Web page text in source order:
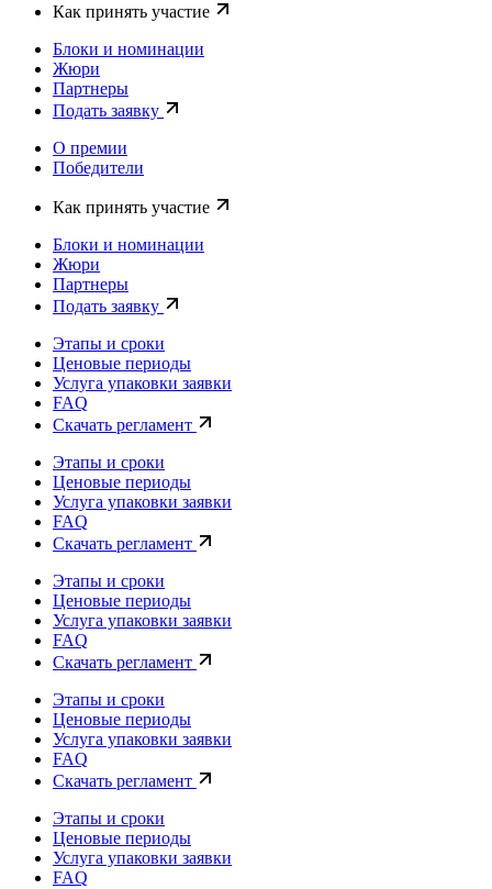
Как принять участие
Блоки и номинации
Жюри
Партнеры
Подать заявку
О премии
Победители
Как принять участие
Блоки и номинации
Жюри
Партнеры
Подать заявку
Этапы и сроки
Ценовые периоды
Услуга упаковки заявки
FAQ
Скачать регламент
Этапы и сроки
Ценовые периоды
Услуга упаковки заявки
FAQ
Скачать регламент
Этапы и сроки
Ценовые периоды
Услуга упаковки заявки
FAQ
Скачать регламент
Этапы и сроки
Ценовые периоды
Услуга упаковки заявки
FAQ
Скачать регламент
Этапы и сроки
Ценовые периоды
Услуга упаковки заявки
FAQ